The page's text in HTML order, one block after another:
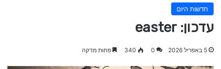
חדשות היום
עדכון: easter
5 באפריל 2026 0
340 פחות מדקה